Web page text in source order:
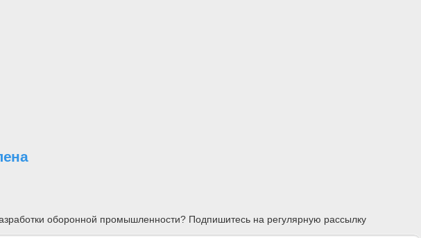
оборонной промышленности? Подпишитесь на регулярную рассылку